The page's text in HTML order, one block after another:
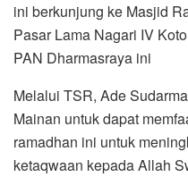
ini berkunjung ke Masjid
Pasar Lama Nagari IV
PAN Dharmasraya ini
Melalui TSR, Ade
Mainan untuk dapat
ramadhan ini untuk
ketaqwaan kepada Allah